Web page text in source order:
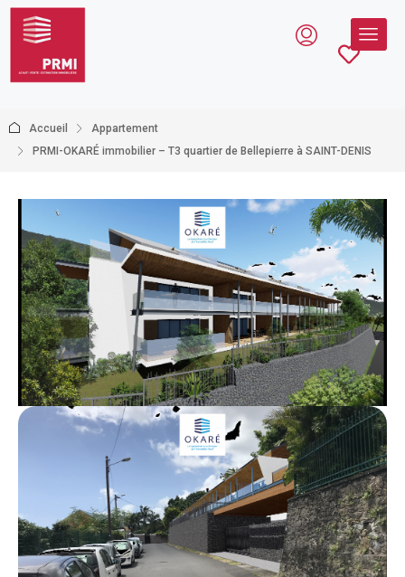
Accueil
Appartement
PRMI-OKARÉ immobilier – T3 quartier de Bellepierre à SAINT-DENIS